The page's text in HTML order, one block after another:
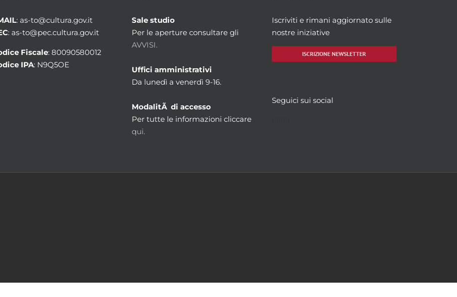
: as-to@cultura.gov.it
: as-to@pec.cultura.gov.it
Fiscale: 80090580012
IPA: N9Q5OE
Sale studio
Per le aperture consultare gli
AVVISI.
Uffici amministrativi
Da lunedì a venerdì 9-16.
ModalitÃ di accesso
Per tutte le informazioni cliccare
qui.
Iscriviti e rimani aggiornato sulle
nostre iniziative
ISCRIZIONE NEWSLETTER
Seguici sui social